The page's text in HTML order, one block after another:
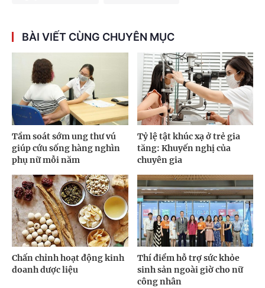
BÀI VIẾT CÙNG CHUYÊN MỤC
Tầm soát sớm ung thư vú
giúp cứu sống hàng nghìn
phụ nữ mỗi năm
Tỷ lệ tật khúc xạ ở trẻ gia
tăng: Khuyến nghị của
chuyên gia
Chấn chỉnh hoạt động kinh
doanh dược liệu
Thí điểm hỗ trợ sức khỏe
sinh sản ngoài giờ cho nữ
công nhân